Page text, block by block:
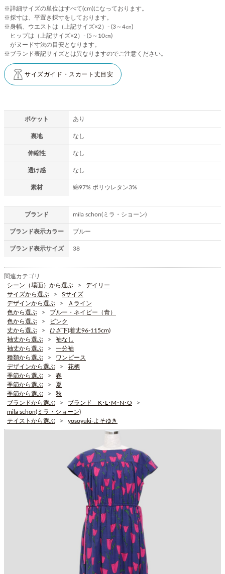
※詳細サイズの単位はすべて(cm)になっております。
※採寸は、平置き採寸をしております。
※身幅、ウエストは（上記サイズ×2）- (3～4㎝)
ヒップは（上記サイズ×2）- (5～10㎝)
がヌード寸法の目安となります。
※ブランド表記サイズとは異なりますのでご注意ください。
サイズガイド・スカート丈目安
ポケット あり
裏地 なし
伸縮性 なし
透け感 なし
素材 綿97% ポリウレタン3%
ブランド mila schon(ミラ・ショーン)
ブランド表示カラー ブルー
ブランド表示サイズ 38
関連カテゴリ
シーン（場面）から選ぶ
デイリー
サイズから選ぶ
Sサイズ
デザインから選ぶ
Ａライン
色から選ぶ
ブルー・ネイビー（青）
色から選ぶ
ピンク
丈から選ぶ
ひざ下(着丈96-115cm)
袖丈から選ぶ
袖なし
袖丈から選ぶ
一分袖
種類から選ぶ
ワンピース
デザインから選ぶ
花柄
季節から選ぶ
春
季節から選ぶ
夏
季節から選ぶ
秋
ブランドから選ぶ
ブランド K･L･M･N･O
mila schon(ミラ・ショーン)
テイストから選ぶ
yosoyuki-よそゆき